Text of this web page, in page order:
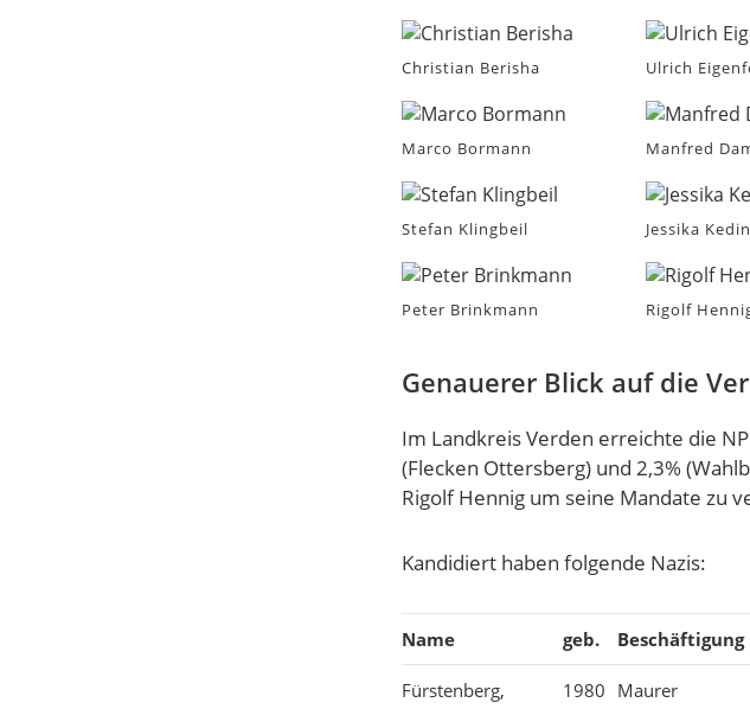
Christian Berisha Ulrich
Marco Bormann Manfred
Stefan Klingbeil Jessika
Peter Brinkmann Rigolf
Genauerer Blick auf die
Im Landkreis Verden erreichte die
(Flecken Ottersberg) und 2,3%
Rigolf Hennig um seine Mandate zu
Kandidiert haben folgende Nazis:
Name geb. Beschäftigung
Fürstenberg,
1980 Maurer